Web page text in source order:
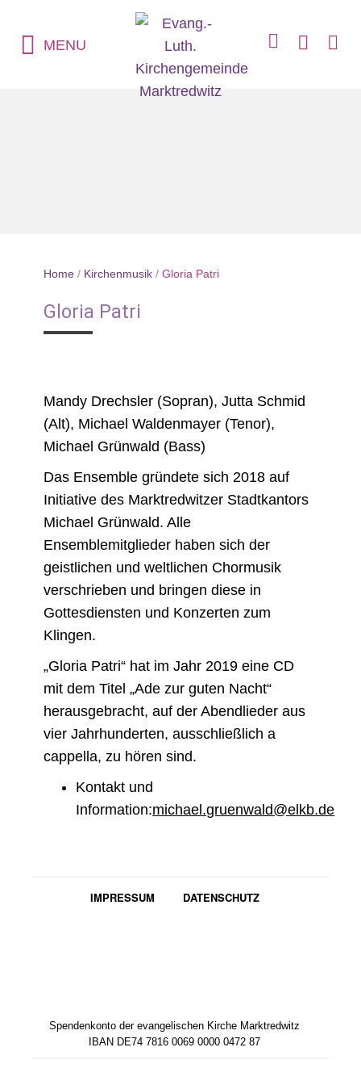
MENU
Home / Kirchenmusik /Gloria Patri
Gloria Patri
Mandy Drechsler (Sopran), Jutta Schmid
(Alt), Michael Waldenmayer (Tenor),
Michael Grünwald (Bass)
Das Ensemble gründete sich 2018 auf
Initiative des Marktredwitzer Stadtkantors
Michael Grünwald. Alle
Ensemblemitglieder haben sich der
geistlichen und weltlichen Chormusik
verschrieben und bringen diese in
Gottesdiensten und Konzerten zum
Klingen.
„Gloria Patri“ hat im Jahr 2019 eine CD
mit dem Titel „Ade zur guten Nacht“
herausgebracht, auf der Abendlieder aus
vier Jahrhunderten, ausschließlich a
cappella, zu hören sind.
Kontakt und
Information:michael.gruenwald@elkb.de
IMPRESSUM DATENSCHUTZ
Spendenkonto der evangelischen Kirche Marktredwitz
IBAN DE74 7816 0069 0000 0472 87